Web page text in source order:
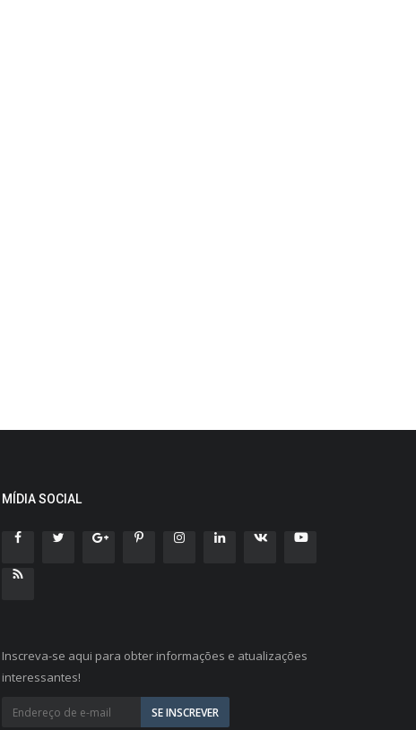
MÍDIA SOCIAL
Inscreva-se aqui para obter informações e atualizações
interessantes!